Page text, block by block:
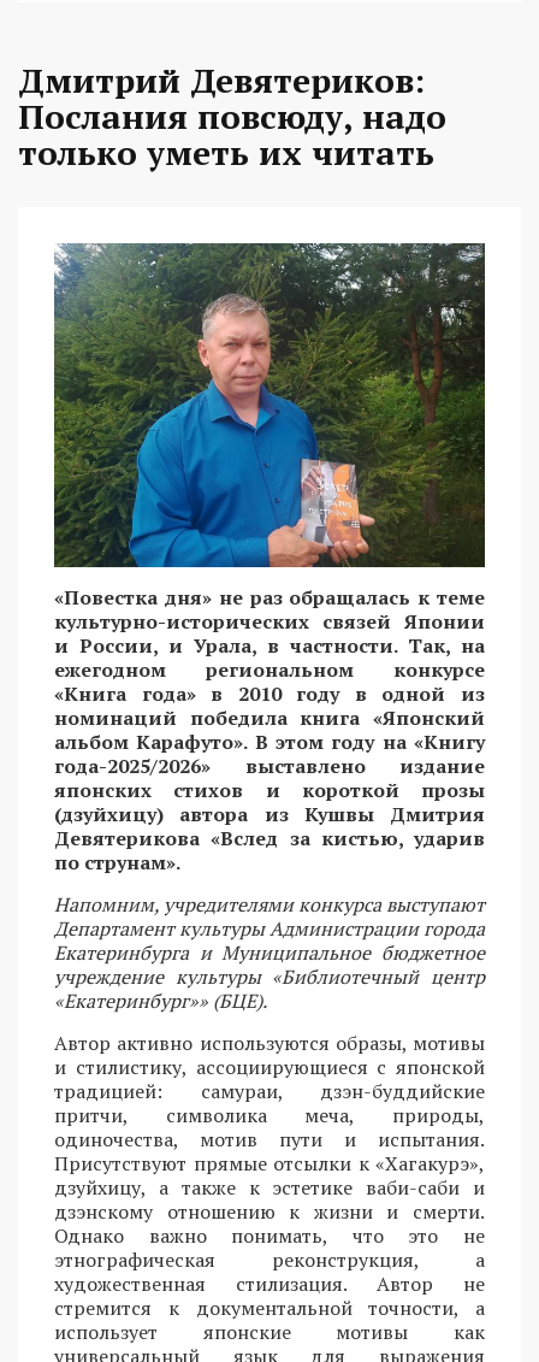
Дмитрий Девятериков:
Послания повсюду, надо
только уметь их читать
«Повестка дня» не раз обращалась к теме
культурно-исторических связей Японии
и России, и Урала, в частности. Так, на
ежегодном региональном конкурсе
«Книга года» в 2010 году в одной из
номинаций победила книга «Японский
альбом Карафуто». В этом году на «Книгу
года-2025/2026» выставлено издание
японских стихов и короткой прозы
(дзуйхицу) автора из Кушвы Дмитрия
Девятерикова «Вслед за кистью, ударив
по струнам».
Напомним, учредителями конкурса выступают
Департамент культуры Администрации города
Екатеринбурга и Муниципальное бюджетное
учреждение культуры «Библиотечный центр
«Екатеринбург»» (БЦЕ).
Автор активно используются образы, мотивы
и стилистику, ассоциирующиеся с японской
традицией: самураи, дзэн-буддийские
притчи, символика меча, природы,
одиночества, мотив пути и испытания.
Присутствуют прямые отсылки к «Хагакурэ»,
дзуйхицу, а также к эстетике ваби-саби и
дзэнскому отношению к жизни и смерти.
Однако важно понимать, что это не
этнографическая реконструкция, а
художественная стилизация. Автор не
стремится к документальной точности, а
использует японские мотивы как
универсальный язык для выражения